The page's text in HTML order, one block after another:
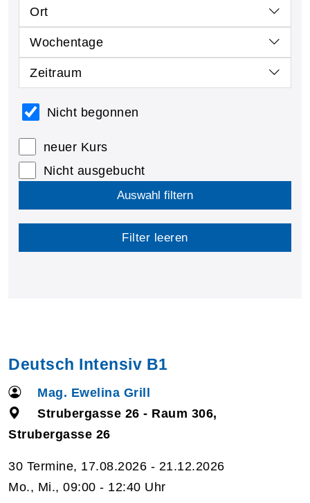
Ort
Wochentage
Zeitraum
Nicht begonnen
neuer Kurs
Nicht ausgebucht
Auswahl filtern
Filter leeren
Deutsch Intensiv B1
Mag. Ewelina Grill
Strubergasse 26 - Raum 306,
Strubergasse 26
30 Termine, 17.08.2026 - 21.12.2026
Mo., Mi., 09:00 - 12:40 Uhr